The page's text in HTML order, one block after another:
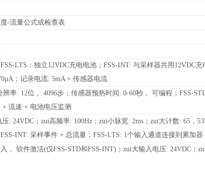
-流量公式或检查表
LTS：独立12VDC充电电池；FSS-INT: 与采样器共用12VDC充
；记录电流: 5mA + 传感器电流
辨率: 12位， 4096步；传感器预热时间: 0-60秒， 可编程；FSS-
+ 流速 + 电池电压监测
: 24VDC；zui高频率: 100Hz；zui小脉宽: 2ms；zui大计数: 65，
INT: 采样事件 + 总流量；FSS-LTS: 1个输入通道连接到累加器
， 软件激活(仅FSS-STD和FSS-INT)；zui大输入电压: 24VDC；